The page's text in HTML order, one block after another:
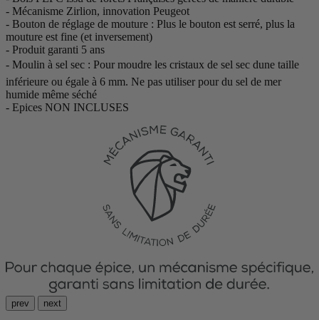
- Mécanisme Zirlion, innovation Peugeot
- Bouton de réglage de mouture : Plus le bouton est serré, plus la
mouture est fine (et inversement)
- Produit garanti 5 ans
- Moulin à sel sec : Pour moudre les cristaux de sel sec dune taille
inférieure ou égale à 6 mm. Ne pas utiliser pour du sel de mer
humide même séché
- Epices NON INCLUSES
prev next